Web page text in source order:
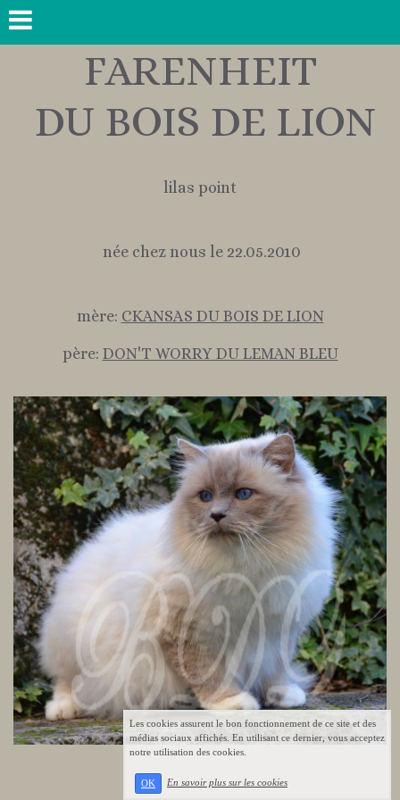
FARENHEIT
DU BOIS DE LION
lilas point
née chez nous le 22.05.2010
mère: CKANSAS DU BOIS DE LION
père: DON'T WORRY DU LEMAN BLEU
Les cookies assurent le bon fonctionnement de ce site et des
médias sociaux affichés. En utilisant ce dernier, vous acceptez
notre utilisation des cookies.
OK En savoir plus sur les cookies